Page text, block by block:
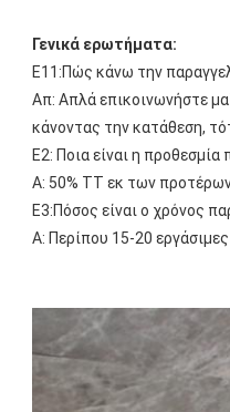
Γενικά ερωτήματα:
Ε11:Πώς κάνω την
Απ: Απλά επικοινωνήστε
κάνοντας την κατάθεση,
Ε2: Ποια είναι η
Α: 50% TT εκ των
Ε3:Πόσος είναι ο χρόνος
Α: Περίπου 15-20